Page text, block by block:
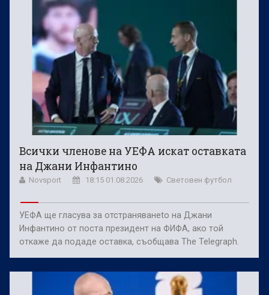
Всички членове на УЕФА искат оставката
на Джани Инфантино
Novsport 18:15 01.08.2026 Световен футбол
УЕФА ще гласува за отстраняванеto на Джани
Инфантино от поста президент на ФИФА, ако той
откаже да подаде оставка, съобщава The Telegraph.